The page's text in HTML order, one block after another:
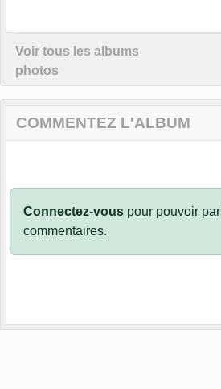
Voir tous les albums
photos
COMMENTEZ L'ALBUM
Connectez-vous pour pouvoir
commentaires.